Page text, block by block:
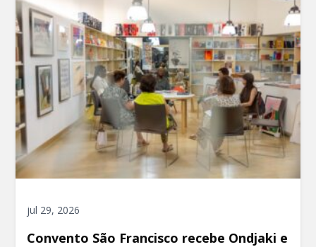
jul 29, 2026
Convento São Francisco recebe Ondjaki e